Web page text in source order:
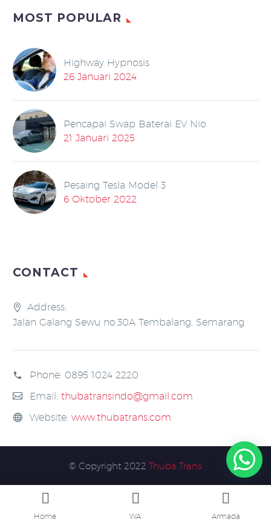
MOST POPULAR
Highway Hypnosis
26 Januari 2024
Pencapai Swap Baterai EV Nio
21 Januari 2025
Pesaing Tesla Model 3
6 Oktober 2022
CONTACT
Address:
Jalan Galang Sewu no.30A Tembalang, Semarang
Phone: 0895 1024 2220
Email: thubatransindo@gmail.com
Website: www.thubatrans.com
© Copyright 2022 Thuba Trans
Home WA Armada